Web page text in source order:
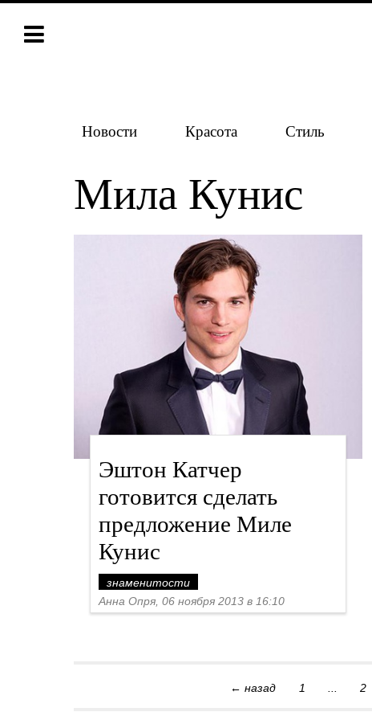
Новости Красота Стиль
Мила Кунис
Эштон Катчер
готовится сделать
предложение Миле
Кунис
знаменитости
Анна Опря, 06 ноября 2013 в 16:10
← назад 1 2